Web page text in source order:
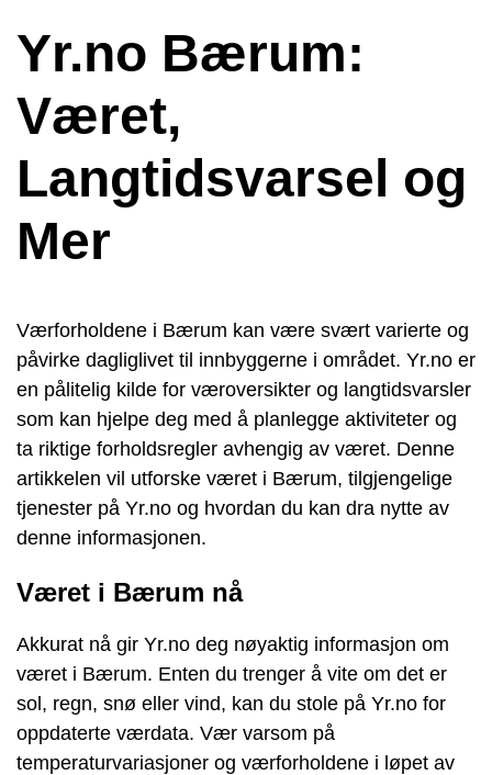
Yr.no Bærum:
Været,
Langtidsvarsel og
Mer
Værforholdene i Bærum kan være svært varierte og
påvirke dagliglivet til innbyggerne i området. Yr.no er
en pålitelig kilde for væroversikter og langtidsvarsler
som kan hjelpe deg med å planlegge aktiviteter og
ta riktige forholdsregler avhengig av været. Denne
artikkelen vil utforske været i Bærum, tilgjengelige
tjenester på Yr.no og hvordan du kan dra nytte av
denne informasjonen.
Været i Bærum nå
Akkurat nå gir Yr.no deg nøyaktig informasjon om
været i Bærum. Enten du trenger å vite om det er
sol, regn, snø eller vind, kan du stole på Yr.no for
oppdaterte værdata. Vær varsom på
temperaturvariasjoner og værforholdene i løpet av